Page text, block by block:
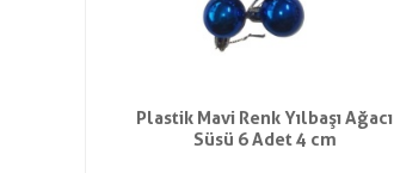
Plastik Mavi Renk Yılbaşı Ağacı
Süsü 6 Adet 4 cm